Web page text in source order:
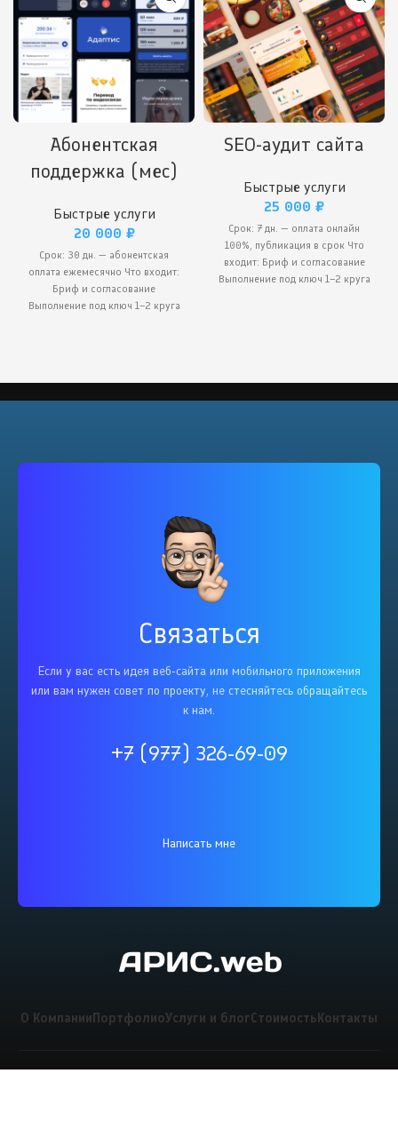
Абонентская
поддержка (мес)
Быстрые услуги
20 000 ₽
Срок: 30 дн. — абонентская
оплата ежемесячно Что входит:
Бриф и согласование
Выполнение под ключ 1–2 круга
SEO-аудит сайта
Быстрые услуги
25 000 ₽
Срок: 7 дн. — оплата онлайн
100%, публикация в срок Что
входит: Бриф и согласование
Выполнение под ключ 1–2 круга
Связаться
Если у вас есть идея веб-сайта или мобильного приложения
или вам нужен совет по проекту, не стесняйтесь обращайтесь
к нам.
+7 (977) 326-69-09
Написать мне
О КомпанииПортфолиоУслуги и блогСтоимостьКонтакты